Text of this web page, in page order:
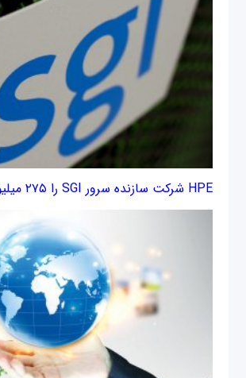
HPE شرکت سازنده سرور SGI را ۲۷۵ میلیون دلار خرید